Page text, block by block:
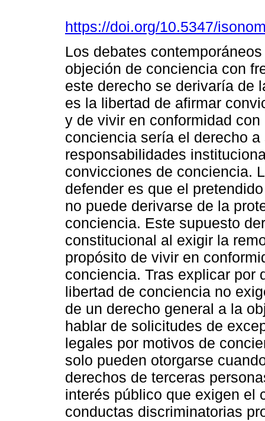
https://doi.org/10.5347/
Los debates
objeción de conciencia con
este derecho se derivaría de
es la libertad de afirmar
y de vivir en conformidad
conciencia sería el derecho
responsabilidades
convicciones de conciencia.
defender es que el
no puede derivarse de la
conciencia. Este supuesto
constitucional al exigir la
propósito de vivir en
conciencia. Tras explicar por
libertad de conciencia no
de un derecho general a la
hablar de solicitudes de
legales por motivos de
solo pueden otorgarse
derechos de terceras
interés público que exigen el
conductas discriminatorias